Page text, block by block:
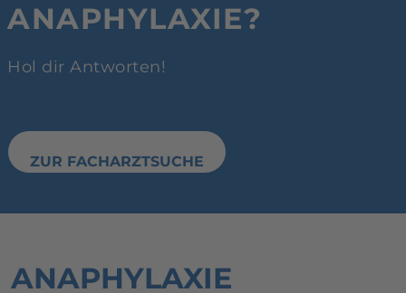
ANAPHYLAXIE?
Hol dir Antworten!
ZUR FACHARZTSUCHE
ANAPHYLAXIE